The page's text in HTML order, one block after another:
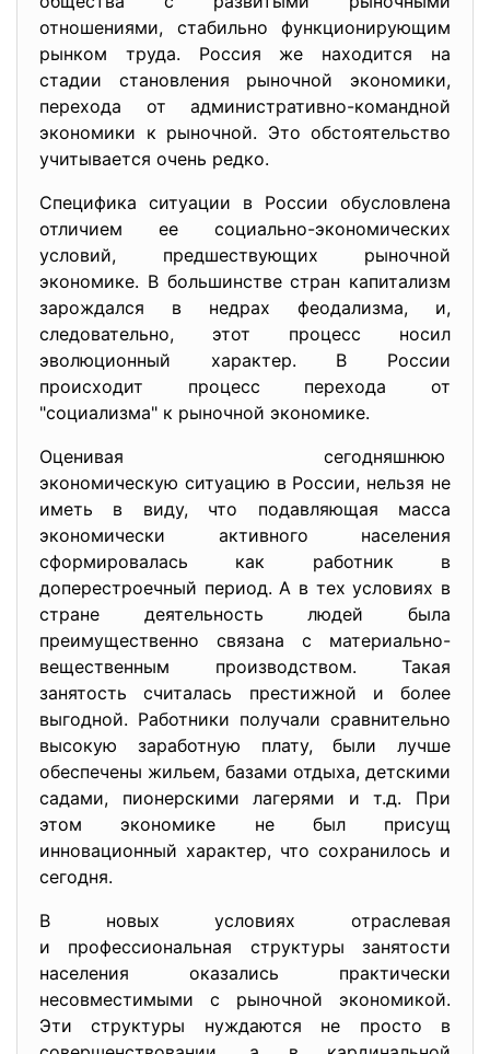
отношениями, стабильно функционирующим
рынком труда. Россия же находится на
стадии становления рыночной экономики,
перехода от административно-командной
экономики к рыночной. Это обстоятельство
учитывается очень редко.
Специфика ситуации в России обусловлена
отличием ее социально-экономических
условий, предшествующих рыночной
экономике. В большинстве стран капитализм
зарождался в недрах феодализма, и,
следовательно, этот процесс носил
эволюционный характер. В России
происходит процесс перехода от
"социализма" к рыночной экономике.
Оценивая сегодняшнюю
экономическую ситуацию в России, нельзя не
иметь в виду, что подавляющая масса
экономически активного населения
сформировалась как работник в
доперестроечный период. А в тех условиях в
стране деятельность людей была
преимущественно связана с материально-
вещественным производством. Такая
занятость считалась престижной и более
выгодной. Работники получали сравнительно
высокую заработную плату, были лучше
обеспечены жильем, базами отдыха, детскими
садами, пионерскими лагерями и т.д. При
этом экономике не был присущ
инновационный характер, что сохранилось и
сегодня.
В новых условиях отраслевая
и профессиональная структуры занятости
населения оказались практически
несовместимыми с рыночной экономикой.
Эти структуры нуждаются не просто в